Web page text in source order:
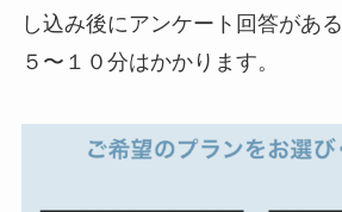
し込み後にアンケート回答があ
５〜１０分はかかります。